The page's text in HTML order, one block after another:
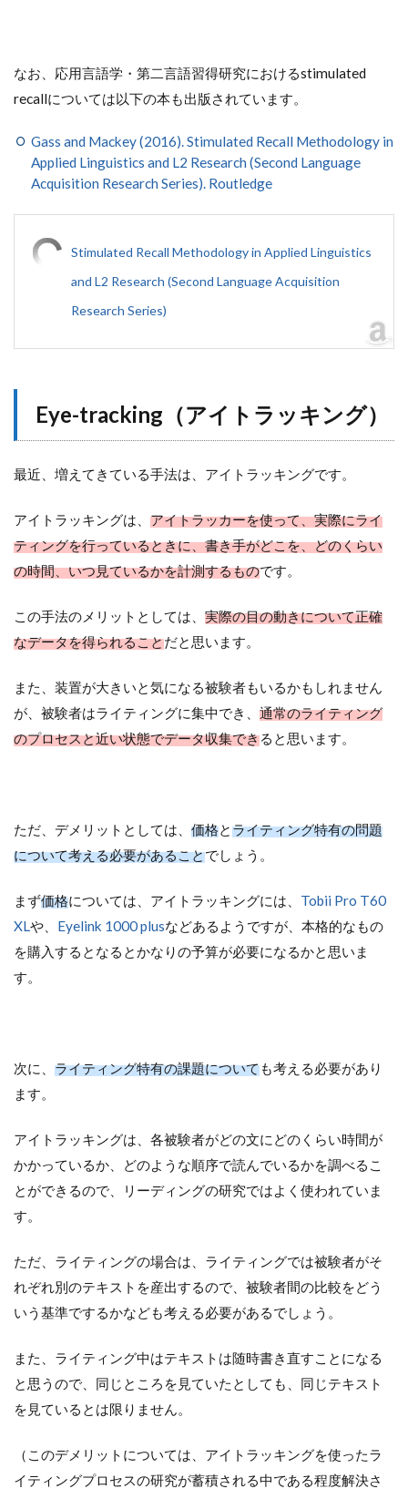
なお、応用言語学・第二言語習得研究におけるstimulated
recallについては以下の本も出版されています。
Gass and Mackey (2016). Stimulated Recall Methodology in
Applied Linguistics and L2 Research (Second Language
Acquisition Research Series). Routledge
Stimulated Recall Methodology in Applied Linguistics
and L2 Research (Second Language Acquisition
Research Series)
Eye-tracking（アイトラッキング）
最近、増えてきている手法は、アイトラッキングです。
アイトラッキングは、 アイトラッカーを使って、実際にライ
ティングを行っているときに、書き手がどこを、どのくらい
の時間、いつ見ているかを計測するものです。
この手法のメリットとしては、 実際の目の動きについて正確
なデータを得られることだと思います。
また、装置が大きいと気になる被験者もいるかもしれません
が、被験者はライティングに集中でき、 通常のライティング
のプロセスと近い状態でデータ収集できると思います。
ただ、デメリットとしては、 価格とライティング特有の問題
について考える必要があることでしょう。
まず価格については、アイトラッキングには、 Tobii Pro T60
XL や、 Eyelink 1000 plusなどあるようですが、本格的なもの
を購入するとなるとかなりの予算が必要になるかと思いま
す。
次に、 ライティング特有の課題についても考える必要があり
ます。
アイトラッキングは、各被験者がどの文にどのくらい時間が
かかっているか、どのような順序で読んでいるかを調べるこ
とができるので、リーディングの研究ではよく使われていま
す。
ただ、ライティングの場合は、ライティングでは被験者がそ
れぞれ別のテキストを産出するので、被験者間の比較をどう
いう基準でするかなども考える必要があるでしょう。
また、ライティング中はテキストは随時書き直すことになる
と思うので、同じところを見ていたとしても、同じテキスト
を見ているとは限りません。
（このデメリットについては、アイトラッキングを使ったラ
イティングプロセスの研究が蓄積される中である程度解決さ